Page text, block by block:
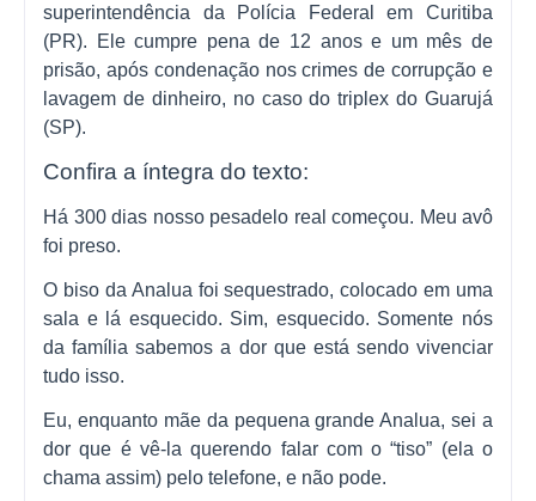
superintendência da Polícia Federal em Curitiba
(PR). Ele cumpre pena de 12 anos e um mês de
prisão, após condenação nos crimes de corrupção e
lavagem de dinheiro, no caso do triplex do Guarujá
(SP).
Confira a íntegra do texto:
Há 300 dias nosso pesadelo real começou. Meu avô
foi preso.
O biso da Analua foi sequestrado, colocado em uma
sala e lá esquecido. Sim, esquecido. Somente nós
da família sabemos a dor que está sendo vivenciar
tudo isso.
Eu, enquanto mãe da pequena grande Analua, sei a
dor que é vê-la querendo falar com o “tiso” (ela o
chama assim) pelo telefone, e não pode.